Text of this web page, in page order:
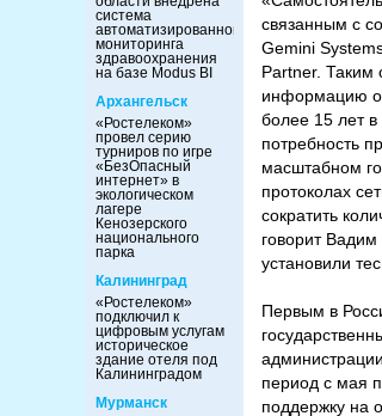
система
автоматизированного
мониторинга
здравоохранения
на базе Modus BI
Архангельск
«Ростелеком»
провел серию
турниров по игре
«БезОпасный
интернет» в
экологическом
лагере
Кенозерского
национального
парка
Калининград
«Ростелеком»
подключил к
цифровым услугам
историческое
здание отеля под
Калининградом
Мурманск
связанным с
Gemini
Partner. Таким
информацию о
более 15 лет
потребность
масштабном
протоколах
сократить
говорит
установили
Первым в
период с мая
поддержку на